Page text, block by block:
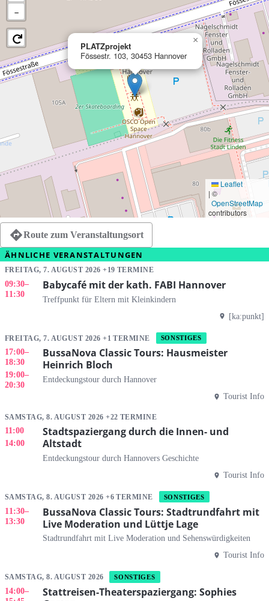
PLATZprojekt
Fössestr. 103, 30453 Hannover
×
−
Leaflet
| ©
OpenStreetMap
contributors
Route zum Veranstaltungsort
ÄHNLICHE VERANSTALTUNGEN
FREITAG, 7. AUGUST 2026 +19 TERMINE
09:30–
11:30
Babycafé mit der kath. FABI Hannover
Treffpunkt für Eltern mit Kleinkindern
[ka:punkt]
FREITAG, 7. AUGUST 2026 +1 TERMINE SONSTIGES
17:00–
18:30
19:00–
20:30
BussaNova Classic Tours: Hausmeister
Heinrich Bloch
Entdeckungstour durch Hannover
Tourist Info
SAMSTAG, 8. AUGUST 2026 +22 TERMINE
11:00
14:00
Stadtspaziergang durch die Innen- und
Altstadt
Entdeckungstour durch Hannovers Geschichte
Tourist Info
SAMSTAG, 8. AUGUST 2026 +6 TERMINE SONSTIGES
11:30–
13:30
BussaNova Classic Tours: Stadtrundfahrt mit
Live Moderation und Lüttje Lage
Stadtrundfahrt mit Live Moderation und Sehenswürdigkeiten
Tourist Info
SAMSTAG, 8. AUGUST 2026 SONSTIGES
14:00–
Stattreisen-Theaterspaziergang: Sophies